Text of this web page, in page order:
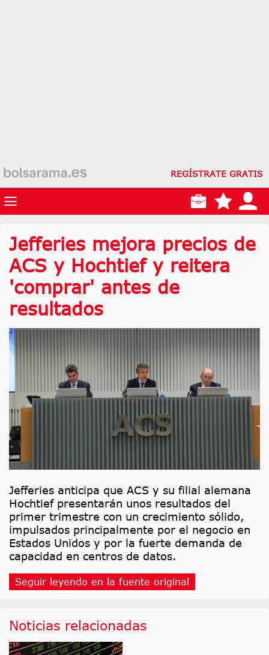
REGÍSTRATE GRATIS
Jefferies mejora precios de
ACS y Hochtief y reitera
'comprar' antes de
resultados
Jefferies anticipa que ACS y su filial alemana
Hochtief presentarán unos resultados del
primer trimestre con un crecimiento sólido,
impulsados principalmente por el negocio en
Estados Unidos y por la fuerte demanda de
capacidad en centros de datos.
Seguir leyendo en la fuente original
Noticias relacionadas